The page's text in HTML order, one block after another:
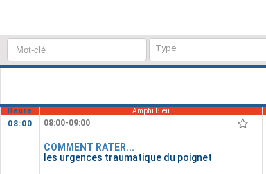
Mot-
clé
:
Type
Heure Amphi Bleu
08:00 08:00-09:00
COMMENT RATER...
les urgences traumatique du poignet